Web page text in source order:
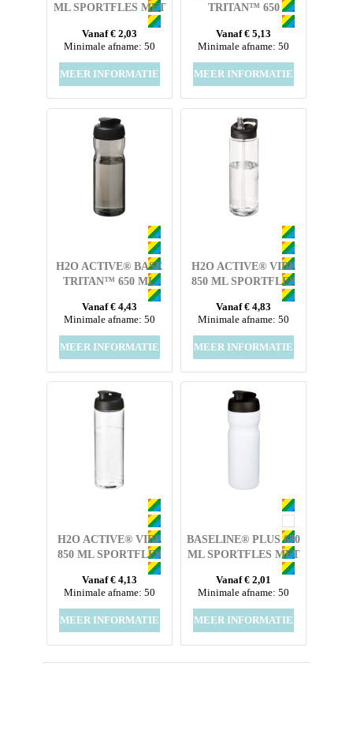
ML SPORTFLES MET
FLIPCAPDEKSEL
Vanaf € 2,03
Minimale afname: 50
MEER INFORMATIE
TRITAN™ 650
MLSPORTFLES MET
TUITDEKSEL
Vanaf € 5,13
Minimale afname: 50
MEER INFORMATIE
H2O ACTIVE® BASE
TRITAN™ 650 ML
SPORTFLES MET
KLAPDEKSEL
Vanaf € 4,43
Minimale afname: 50
MEER INFORMATIE
H2O ACTIVE® VIBE
850 ML SPORTFLES
MET TUITDEKSEL
Vanaf € 4,83
Minimale afname: 50
MEER INFORMATIE
H2O ACTIVE® VIBE
850 ML SPORTFLES
KANTELDEKSEL
Vanaf € 4,13
Minimale afname: 50
MEER INFORMATIE
BASELINE® PLUS 650
ML SPORTFLES MET
KANTELDEKSEL
Vanaf € 2,01
Minimale afname: 50
MEER INFORMATIE